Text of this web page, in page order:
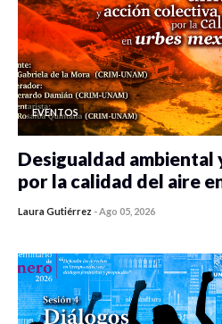
EVENTOS
Desigualdad
por la calidad del aire
Laura Gutiérrez -Ago 05, 2026